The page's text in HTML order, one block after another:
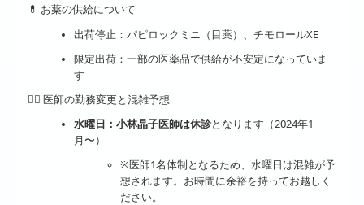
💊 お薬の供給について
出荷停止 ：パピロックミニ（目薬）、チモロールXE
限定出荷 ：一部の医薬品で供給が不安定になっていま
す
👩‍⚕️ 医師の勤務変更と混雑予想
水曜日 ：小林晶子医師は休診となります（2024年1
月〜）
※医師1名体制となるため、水曜日は混雑が予
想されます。お時間に余裕を持ってお越しく
ださい。